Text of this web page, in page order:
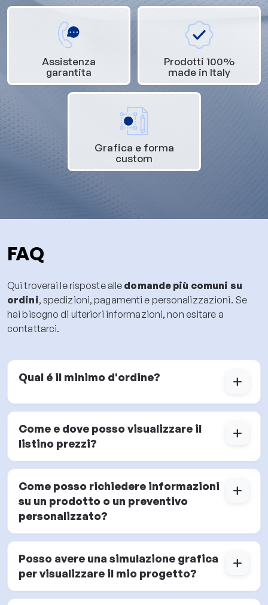
Assistenza
garantita
Prodotti 100%
made in Italy
Grafica e forma
custom
FAQ
Qui troverai le risposte alle domande più comuni su
ordini, spedizioni, pagamenti e personalizzazioni. Se
hai bisogno di ulteriori informazioni, non esitare a
contattarci.
Qual é il minimo d'ordine? add
Come e dove posso visualizzare il
listino prezzi?
add
Come posso richiedere informazioni
su un prodotto o un preventivo
personalizzato?
add
Posso avere una simulazione grafica
per visualizzare il mio progetto?
add